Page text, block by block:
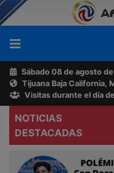
Sábado 08 de agosto
Tijuana Baja California,
Visitas durante el día
NOTICIAS
DESTACADAS
policías que no
Buscador
Acerca
de
AFN